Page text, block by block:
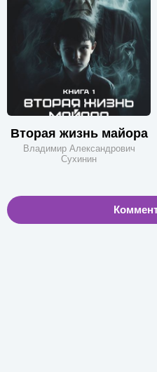
Вторая жизнь майора
Владимир Александрович
Сухинин